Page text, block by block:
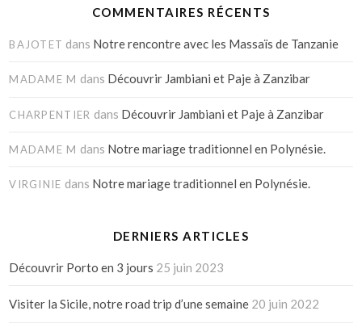
COMMENTAIRES RÉCENTS
BAJOTET dans Notre rencontre avec les Massaïs de Tanzanie
MADAME M dans Découvrir Jambiani et Paje à Zanzibar
CHARPENTIER dans Découvrir Jambiani et Paje à Zanzibar
MADAME M dans Notre mariage traditionnel en Polynésie.
VIRGINIE dans Notre mariage traditionnel en Polynésie.
DERNIERS ARTICLES
Découvrir Porto en 3 jours 25 juin 2023
Visiter la Sicile, notre road trip d’une semaine 20 juin 2022